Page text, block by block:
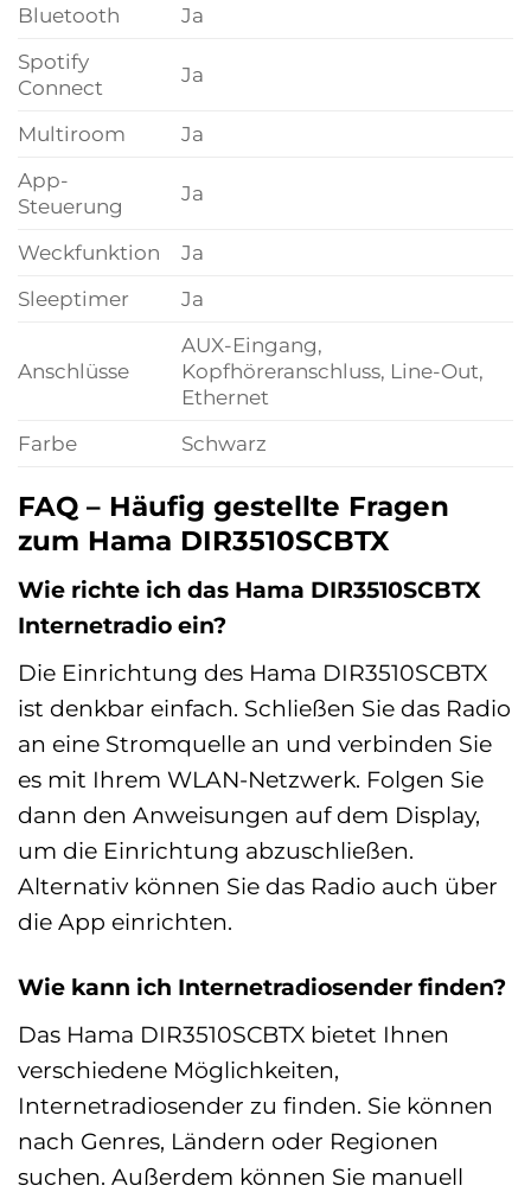
Bluetooth
Ja
Spotify
Connect
Ja
Multiroom
Ja
App-
Steuerung
Ja
Weckfunktion
Ja
Sleeptimer
Ja
Anschlüsse
AUX-Eingang,
Kopfhöreranschluss, Line-Out,
Ethernet
Farbe
Schwarz
FAQ – Häufig gestellte Fragen
zum Hama DIR3510SCBTX
Wie richte ich das Hama DIR3510SCBTX
Internetradio ein?
Die Einrichtung des Hama DIR3510SCBTX
ist denkbar einfach. Schließen Sie das Radio
an eine Stromquelle an und verbinden Sie
es mit Ihrem WLAN-Netzwerk. Folgen Sie
dann den Anweisungen auf dem Display,
um die Einrichtung abzuschließen.
Alternativ können Sie das Radio auch über
die App einrichten.
Wie kann ich Internetradiosender finden?
Das Hama DIR3510SCBTX bietet Ihnen
verschiedene Möglichkeiten,
Internetradiosender zu finden. Sie können
nach Genres, Ländern oder Regionen
suchen. Außerdem können Sie manuell